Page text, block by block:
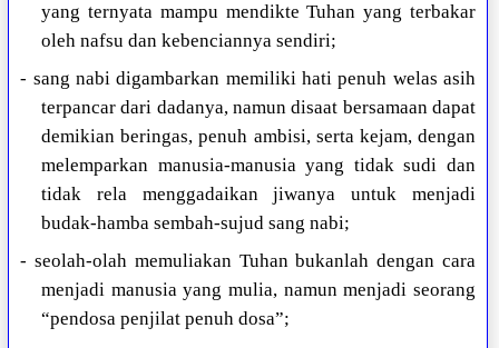
yang ternyata mampu mendikte Tuhan yang terbakar
oleh nafsu dan kebenciannya sendiri;
- sang nabi digambarkan memiliki hati penuh welas asih
terpancar dari dadanya, namun disaat bersamaan dapat
demikian beringas, penuh ambisi, serta kejam, dengan
melemparkan manusia-manusia yang tidak sudi dan
tidak rela menggadaikan jiwanya untuk menjadi
budak-hamba sembah-sujud sang nabi;
- seolah-olah memuliakan Tuhan bukanlah dengan cara
menjadi manusia yang mulia, namun menjadi seorang
“pendosa penjilat penuh dosa”;